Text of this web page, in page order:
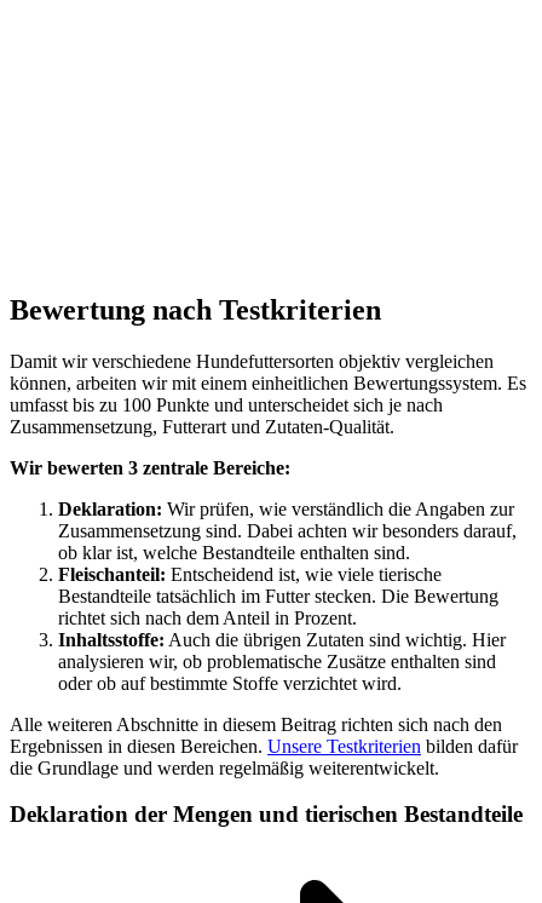
Bewertung nach Testkriterien
Damit wir verschiedene Hundefuttersorten objektiv vergleichen
können, arbeiten wir mit einem einheitlichen Bewertungssystem. Es
umfasst bis zu 100 Punkte und unterscheidet sich je nach
Zusammensetzung, Futterart und Zutaten-Qualität.
Wir bewerten 3 zentrale Bereiche:
Deklaration: Wir prüfen, wie verständlich die Angaben zur
Zusammensetzung sind. Dabei achten wir besonders darauf,
ob klar ist, welche Bestandteile enthalten sind.
Fleischanteil: Entscheidend ist, wie viele tierische
Bestandteile tatsächlich im Futter stecken. Die Bewertung
richtet sich nach dem Anteil in Prozent.
Inhaltsstoffe: Auch die übrigen Zutaten sind wichtig. Hier
analysieren wir, ob problematische Zusätze enthalten sind
oder ob auf bestimmte Stoffe verzichtet wird.
Alle weiteren Abschnitte in diesem Beitrag richten sich nach den
Ergebnissen in diesen Bereichen. Unsere Testkriterien bilden dafür
die Grundlage und werden regelmäßig weiterentwickelt.
Deklaration der Mengen und tierischen Bestandteile